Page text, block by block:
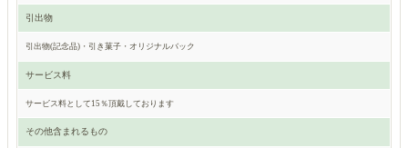
引出物
引出物(記念品)・引き菓子・オリジナルバック
サービス料
サービス料として15％頂戴しております
その他含まれるもの